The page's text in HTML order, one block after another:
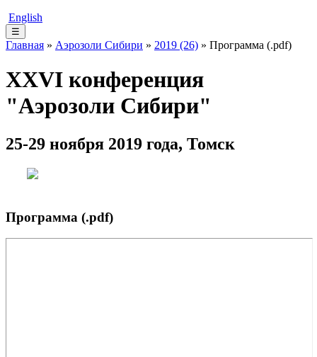
English
☰
Главная » Аэрозоли Сибири » 2019 (26) » Программа (.pdf)
XXVI конференция
"Аэрозоли Сибири"
25-29 ноября 2019 года, Томск
Программа (.pdf)